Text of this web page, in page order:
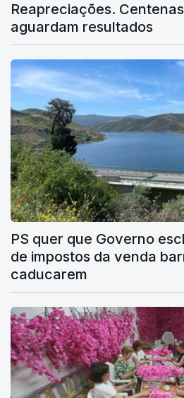
Reapreciações.
aguardam resultados
PS quer que Governo
de impostos da venda
caducarem